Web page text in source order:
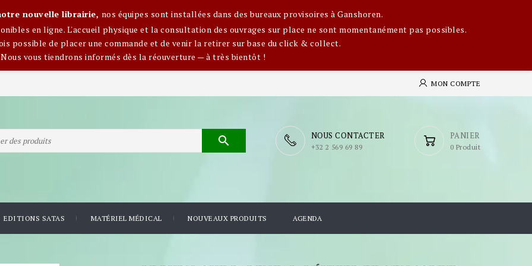
nouvelle librairie, nos équipes sont installées dans des bureaux provisoires à Ganshoren.
en ligne. L'accueil physique et la consultation des ouvrages sur place ne sont momentanément pas possibles.
possible de placer une commande et de venir la retirer sur base du click & collect.
Nous vous tiendrons informés dès la réouverture — à très bientôt !
MON COMPTE
PANIER
0 Produit
NOUS CONTACTER
​+32 2 569 69 89

EDITIONS SATAS MATÉRIEL MÉDICAL NOUVEAUX PRODUITS AGENDA